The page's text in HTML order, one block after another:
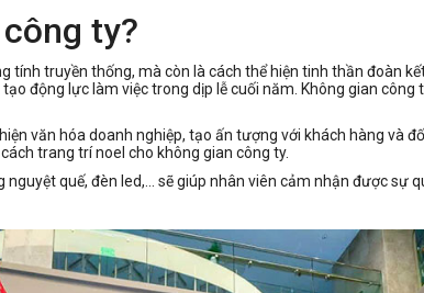
ty?
truyền thống, mà còn là cách thể hiện tinh thần đoàn
động lực làm việc trong dịp lễ cuối năm. Không gian
văn hóa doanh nghiệp, tạo ấn tượng với khách hàng và
trang trí noel cho không gian công ty.
quế, đèn led,... sẽ giúp nhân viên cảm nhận được sự